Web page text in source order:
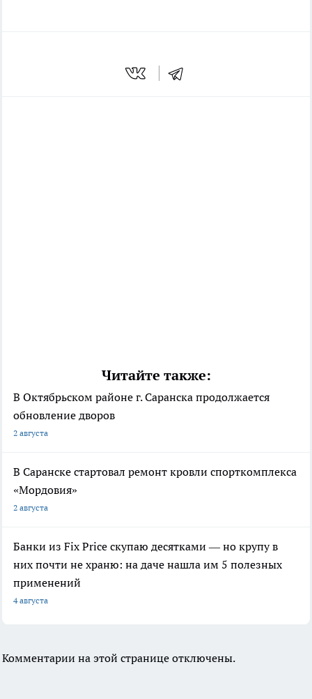
Читайте также:
В Октябрьском районе г. Саранска продолжается
обновление дворов
2 августа
В Саранске стартовал ремонт кровли спорткомплекса
«Мордовия»
2 августа
Банки из Fix Price скупаю десятками — но крупу в
них почти не храню: на даче нашла им 5 полезных
применений
4 августа
Комментарии на этой странице отключены.